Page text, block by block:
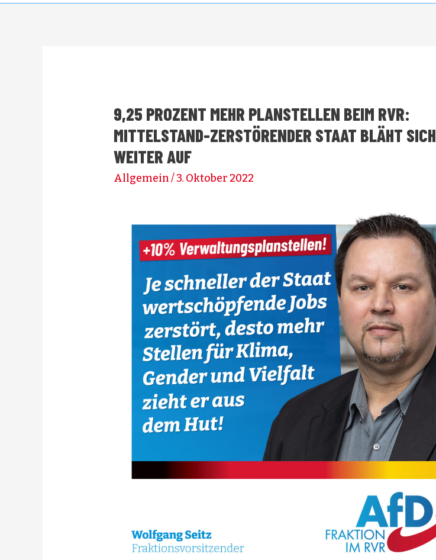
9,25 PROZENT MEHR PLANSTELLEN BEIM RVR:
MITTELSTAND-ZERSTÖRENDER STAAT BLÄHT SICH
WEITER AUF
Allgemein/3. Oktober 2022